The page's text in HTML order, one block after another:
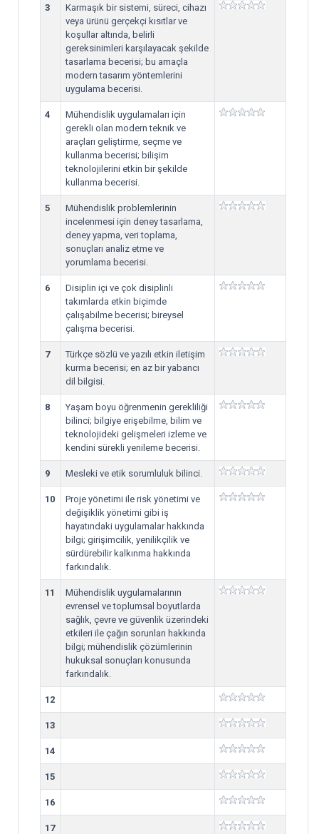
3
Karmaşık bir sistemi, süreci, cihazı
veya ürünü gerçekçi kısıtlar ve
koşullar altında, belirli
gereksinimleri karşılayacak şekilde
tasarlama becerisi; bu amaçla
modern tasarım yöntemlerini
uygulama becerisi.
4
Mühendislik uygulamaları için
gerekli olan modern teknik ve
araçları geliştirme, seçme ve
kullanma becerisi; bilişim
teknolojilerini etkin bir şekilde
kullanma becerisi.
5
Mühendislik problemlerinin
incelenmesi için deney tasarlama,
deney yapma, veri toplama,
sonuçları analiz etme ve
yorumlama becerisi.
6
Disiplin içi ve çok disiplinli
takımlarda etkin biçimde
çalışabilme becerisi; bireysel
çalışma becerisi.
7
Türkçe sözlü ve yazılı etkin iletişim
kurma becerisi; en az bir yabancı
dil bilgisi.
8
Yaşam boyu öğrenmenin gerekliliği
bilinci; bilgiye erişebilme, bilim ve
teknolojideki gelişmeleri izleme ve
kendini sürekli yenileme becerisi.
9 Mesleki ve etik sorumluluk bilinci.
10
Proje yönetimi ile risk yönetimi ve
değişiklik yönetimi gibi iş
hayatındaki uygulamalar hakkında
bilgi; girişimcilik, yenilikçilik ve
sürdürebilir kalkınma hakkında
farkındalık.
11
Mühendislik uygulamalarının
evrensel ve toplumsal boyutlarda
sağlık, çevre ve güvenlik üzerindeki
etkileri ile çağın sorunları hakkında
bilgi; mühendislik çözümlerinin
hukuksal sonuçları konusunda
farkındalık.
12
13
14
15
16
17